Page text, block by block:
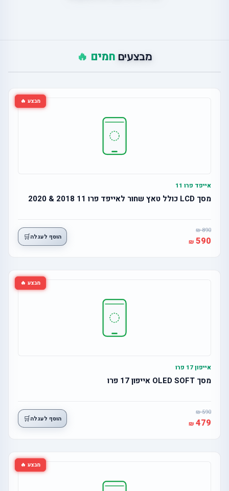
מבצעים חמים 🔥
מבצע 🔥
אייפד פרו 11
מסך LCD כולל טאץ שחור לאייפד פרו 11 2018 & 2020
890
590 הוסף לעגלה🛒
מבצע 🔥
אייפון 17 פרו
מסך OLED SOFT אייפון 17 פרו
590
479 הוסף לעגלה🛒
מבצע 🔥